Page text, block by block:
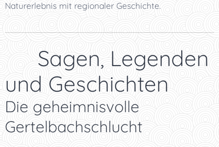
Naturerlebnis mit regionaler Geschichte.
📜 Sagen, Legenden
und Geschichten
Die geheimnisvolle
Gertelbachschlucht